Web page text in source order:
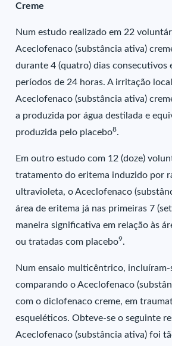
Creme
Num estudo realizado em 22
Aceclofenaco (substância ativa)
durante 4 (quatro) dias consecutivos
períodos de 24 horas. A irritação
Aceclofenaco (substância ativa)
a produzida por água destilada e
produzida pelo placebo8.
Em outro estudo com 12 (doze)
tratamento do eritema induzido por
ultravioleta, o Aceclofenaco
área de eritema já nas primeiras 7
maneira significativa em relação às
ou tratadas com placebo9.
Num ensaio multicêntrico, incluíram-
comparando o Aceclofenaco
com o diclofenaco creme, em
esqueléticos. Obteve-se o seguinte
Aceclofenaco (substância ativa) foi